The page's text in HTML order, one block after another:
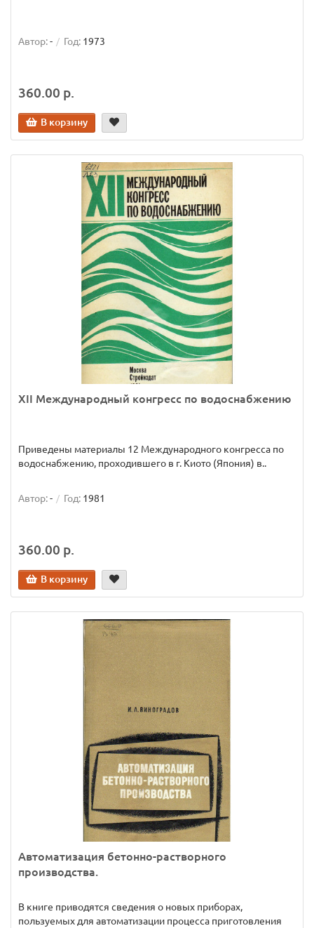
Автор:- Год: 1973
360.00 р.
В корзину
XII Международный конгресс по водоснабжению
Приведены материалы 12 Международного конгресса по
водоснабжению, проходившего в г. Киото (Япония) в..
Автор:- Год: 1981
360.00 р.
В корзину
Автоматизация бетонно-растворного
производства.
В книге приводятся сведения о новых приборах,
пользуемых для автоматизации процесса приготовления